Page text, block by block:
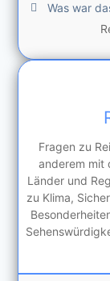
Was war
Fragen zu
anderem mit
Länder und
zu Klima,